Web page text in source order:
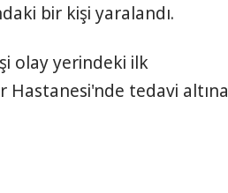
bir kişi yaralandı.
olay yerindeki ilk
Hastanesi'nde tedavi altına